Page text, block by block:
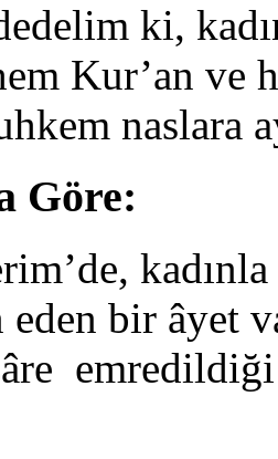
ki,
Kur’an ve
naslara
Göre:
eden bir âyet